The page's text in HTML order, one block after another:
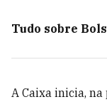
Tudo sobre
A Caixa inicia,